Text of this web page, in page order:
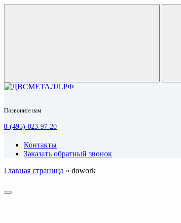
Позвоните нам
8-(495)-023-97-20
Контакты
Заказать обратный звонок
Главная страница » dowork